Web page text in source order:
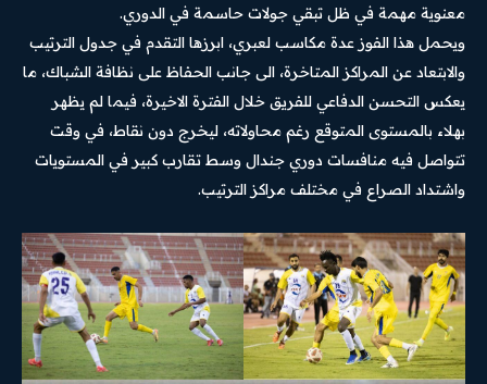
معنوية مهمة في ظل تبقي جولات حاسمة في الدوري.
ويحمل هذا الفوز عدة مكاسب لعبري، ابرزها التقدم في جدول الترتيب
والابتعاد عن المراكز المتاخرة، الى جانب الحفاظ على نظافة الشباك، ما
يعكس التحسن الدفاعي للفريق خلال الفترة الاخيرة، فيما لم يظهر
بهلاء بالمستوى المتوقع رغم محاولاته، ليخرج دون نقاط، في وقت
تتواصل فيه منافسات دوري جندال وسط تقارب كبير في المستويات
واشتداد الصراع في مختلف مراكز الترتيب.